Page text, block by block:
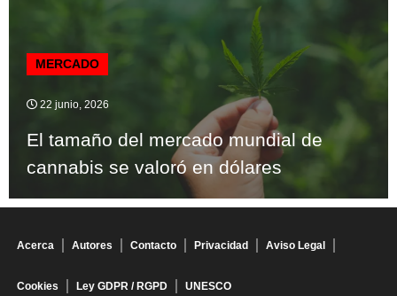
MERCADO
22 junio, 2026
El tamaño del mercado mundial de
cannabis se valoró en dólares
Acerca Autores Contacto Privacidad Aviso Legal
Cookies Ley GDPR / RGPD UNESCO